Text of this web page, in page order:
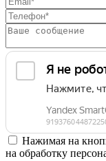
Нажимая на
на обработку